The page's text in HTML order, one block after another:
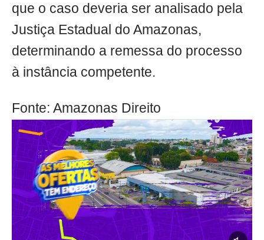
que o caso deveria ser analisado pela
Justiça Estadual do Amazonas,
determinando a remessa do processo
à instância competente.
Fonte: Amazonas Direito